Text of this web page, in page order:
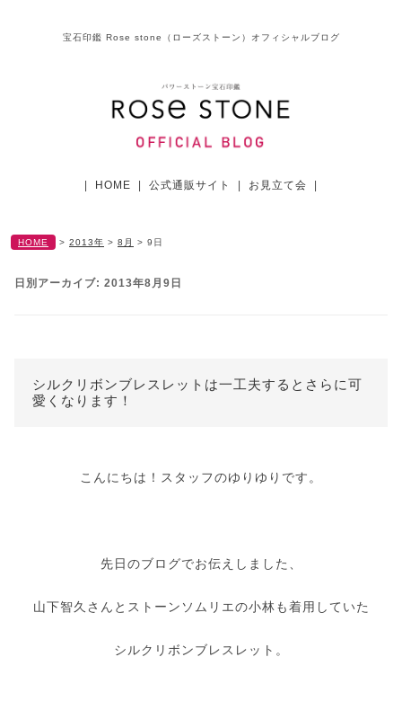
宝石印鑑 Rose stone（ローズストーン）オフィシャルブログ
HOME 公式通販サイト お見立て会
HOME > 2013年 > 8月 > 9日
日別アーカイブ: 2013年8月9日
シルクリボンブレスレットは一工夫するとさらに可
愛くなります！
こんにちは！スタッフのゆりゆりです。
先日のブログでお伝えしました、
山下智久さんとストーンソムリエの小林も着用していた
シルクリボンブレスレット。